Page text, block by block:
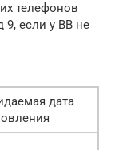
телефонов
если у BB не
дата